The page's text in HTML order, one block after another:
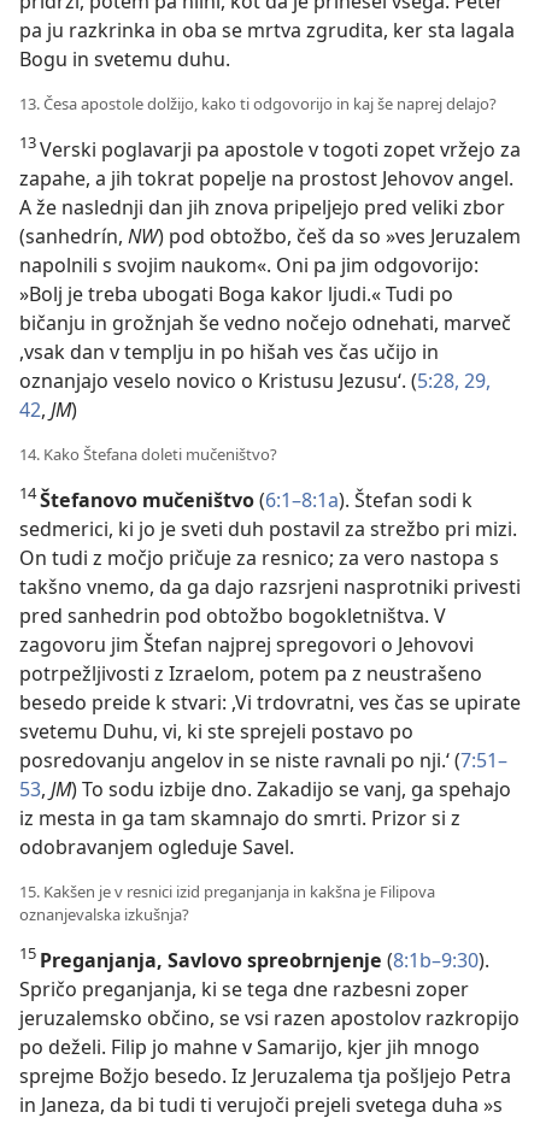
pa ju razkrinka in oba se mrtva zgrudita, ker sta lagala
Bogu in svetemu duhu.
13. Česa apostole dolžijo, kako ti odgovorijo in kaj še naprej delajo?
13Verski poglavarji pa apostole v togoti zopet vržejo za
zapahe, a jih tokrat popelje na prostost Jehovov angel.
A že naslednji dan jih znova pripeljejo pred veliki zbor
(sanhedrín, NW) pod obtožbo, češ da so »ves Jeruzalem
napolnili s svojim naukom«. Oni pa jim odgovorijo:
»Bolj je treba ubogati Boga kakor ljudi.« Tudi po
bičanju in grožnjah še vedno nočejo odnehati, marveč
,vsak dan v templju in po hišah ves čas učijo in
oznanjajo veselo novico o Kristusu Jezusu‘. (5:28, 29,
42, JM)
14. Kako Štefana doleti mučeništvo?
14Štefanovo mučeništvo(6:1–8:1a). Štefan sodi k
sedmerici, ki jo je sveti duh postavil za strežbo pri mizi.
On tudi z močjo pričuje za resnico; za vero nastopa s
takšno vnemo, da ga dajo razsrjeni nasprotniki privesti
pred sanhedrin pod obtožbo bogokletništva. V
zagovoru jim Štefan najprej spregovori o Jehovovi
potrpežljivosti z Izraelom, potem pa z neustrašeno
besedo preide k stvari: ,Vi trdovratni, ves čas se upirate
svetemu Duhu, vi, ki ste sprejeli postavo po
posredovanju angelov in se niste ravnali po nji.‘ (7:51–
53, JM) To sodu izbije dno. Zakadijo se vanj, ga spehajo
iz mesta in ga tam skamnajo do smrti. Prizor si z
odobravanjem ogleduje Savel.
15. Kakšen je v resnici izid preganjanja in kakšna je Filipova
oznanjevalska izkušnja?
15 Preganjanja, Savlovo spreobrnjenje (8:1b–9:30).
Spričo preganjanja, ki se tega dne razbesni zoper
jeruzalemsko občino, se vsi razen apostolov razkropijo
po deželi. Filip jo mahne v Samarijo, kjer jih mnogo
sprejme Božjo besedo. Iz Jeruzalema tja pošljejo Petra
in Janeza, da bi tudi ti verujoči prejeli svetega duha »s